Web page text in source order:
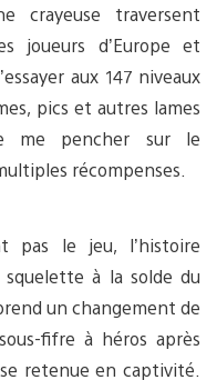
crayeuse traversent
joueurs d’Europe et
aux 147 niveaux
pics et autres lames
me pencher sur le
récompenses.
pas le jeu, l’histoire
squelette à la solde du
un changement de
fifre à héros après
retenue en captivité.